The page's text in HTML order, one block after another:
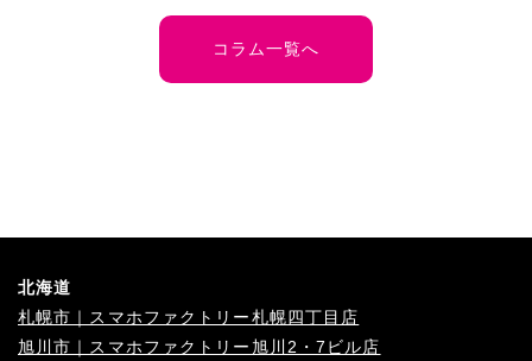
コラム一覧へ
北海道
札幌市｜スマホファクトリー札幌四丁目店
旭川市｜スマホファクトリー旭川2・7ビル店